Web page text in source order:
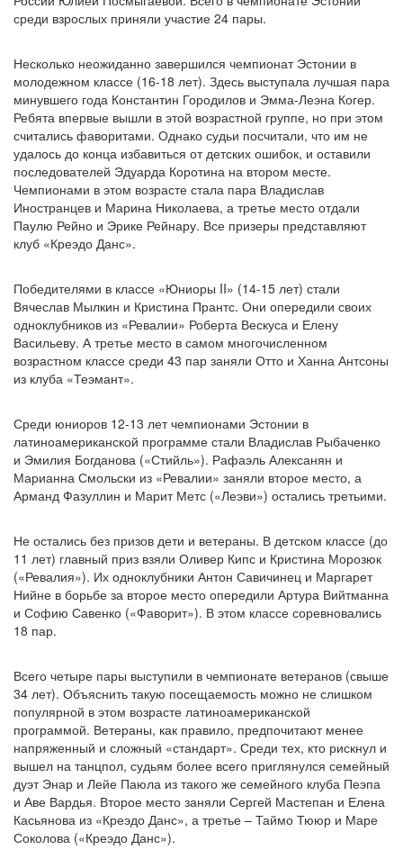
среди взрослых приняли участие 24 пары.
Несколько неожиданно завершился чемпионат Эстонии в
молодежном классе (16-18 лет). Здесь выступала лучшая пара
минувшего года Константин Городилов и Эмма-Леэна Когер.
Ребята впервые вышли в этой возрастной группе, но при этом
считались фаворитами. Однако судьи посчитали, что им не
удалось до конца избавиться от детских ошибок, и оставили
последователей Эдуарда Коротина на втором месте.
Чемпионами в этом возрасте стала пара Владислав
Иностранцев и Марина Николаева, а третье место отдали
Паулю Рейно и Эрике Рейнару. Все призеры представляют
клуб «Креэдо Данс».
Победителями в классе «Юниоры II» (14-15 лет) стали
Вячеслав Мылкин и Кристина Прантс. Они опередили своих
одноклубников из «Ревалии» Роберта Вескуса и Елену
Васильеву. А третье место в самом многочисленном
возрастном классе среди 43 пар заняли Отто и Ханна Антсоны
из клуба «Теэмант».
Среди юниоров 12-13 лет чемпионами Эстонии в
латиноамериканской программе стали Владислав Рыбаченко
и Эмилия Богданова («Стийль»). Рафаэль Алексанян и
Марианна Смольски из «Ревалии» заняли второе место, а
Арманд Фазуллин и Марит Метс («Леэви») остались третьими.
Не остались без призов дети и ветераны. В детском классе (до
11 лет) главный приз взяли Оливер Кипс и Кристина Морозюк
(«Ревалия»). Их одноклубники Антон Савичинец и Маргарет
Нийне в борьбе за второе место опередили Артура Вийтманна
и Софию Савенко («Фаворит»). В этом классе соревновались
18 пар.
Всего четыре пары выступили в чемпионате ветеранов (свыше
34 лет). Объяснить такую посещаемость можно не слишком
популярной в этом возрасте латиноамериканской
программой. Ветераны, как правило, предпочитают менее
напряженный и сложный «стандарт». Среди тех, кто рискнул и
вышел на танцпол, судьям более всего приглянулся семейный
дуэт Энар и Лейе Паюла из такого же семейного клуба Пеэпа
и Аве Вардья. Второе место заняли Сергей Мастепан и Елена
Касьянова из «Креэдо Данс», а третье – Таймо Тююр и Маре
Соколова («Креэдо Данс»).